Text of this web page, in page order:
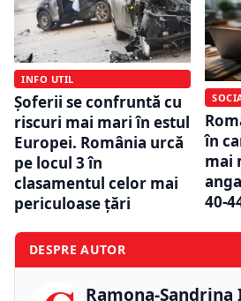
INFO UTIL
Șoferii se confruntă cu
riscuri mai mari în estul
Europei. România urcă
pe locul 3 în
clasamentul celor mai
periculoase țări
în
mai
40-
DESPRE AUTOR
Ramona-Sandrina